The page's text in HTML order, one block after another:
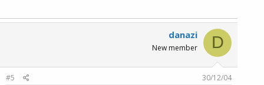
D
danazi
New member
30/12/04
#5